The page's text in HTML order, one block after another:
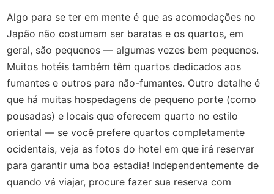
Algo para se ter em mente é que as acomodações no
Japão não costumam ser baratas e os quartos, em
geral, são pequenos — algumas vezes bem pequenos.
Muitos hotéis também têm quartos dedicados aos
fumantes e outros para não-fumantes. Outro detalhe é
que há muitas hospedagens de pequeno porte (como
pousadas) e locais que oferecem quarto no estilo
oriental — se você prefere quartos completamente
ocidentais, veja as fotos do hotel em que irá reservar
para garantir uma boa estadia! Independentemente de
quando vá viajar, procure fazer sua reserva com